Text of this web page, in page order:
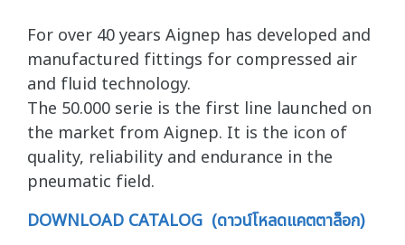
For over 40 years Aignep has developed and
manufactured fittings for compressed air
and fluid technology.
The 50.000 serie is the first line launched on
the market from Aignep. It is the icon of
quality, reliability and endurance in the
pneumatic field.
DOWNLOAD CATALOG (ดาวน์โหลดแคตตาล็อก)